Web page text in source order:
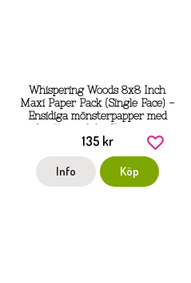
Whispering Woods 8x8 Inch
Maxi Paper Pack (Single Face) -
Ensidiga mönsterpapper med
20x20 cm
135 kr
Info Köp